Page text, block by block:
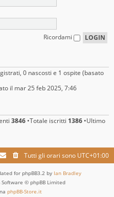
Ricordami
0 nascosti e 1 ospite (basato
il mar 25 feb 2025, 7:46
3846 •Totale iscritti 1386 •Ultimo
Tutti gli orari sono UTC+01:00
for phpBB3.2 by Ian Bradley
© phpBB Limited
phpBB-Store.it